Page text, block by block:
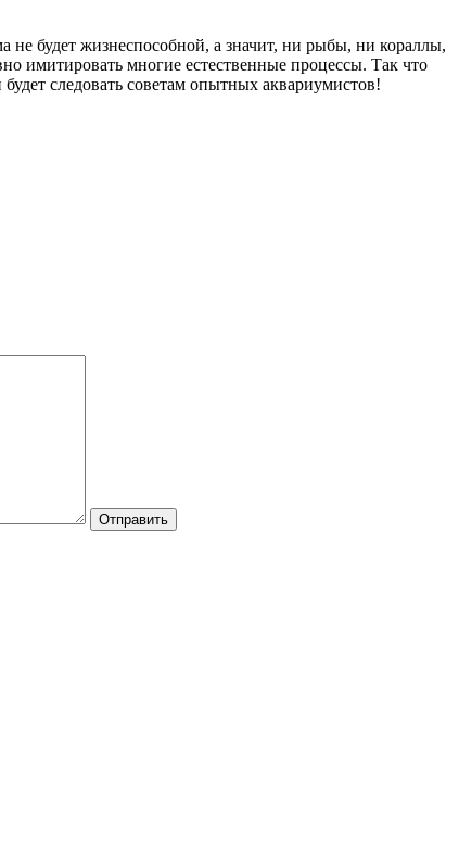
не будет жизнеспособной, а значит, ни рыбы, ни кораллы,
имитировать многие естественные процессы. Так что
следовать советам опытных аквариумистов!